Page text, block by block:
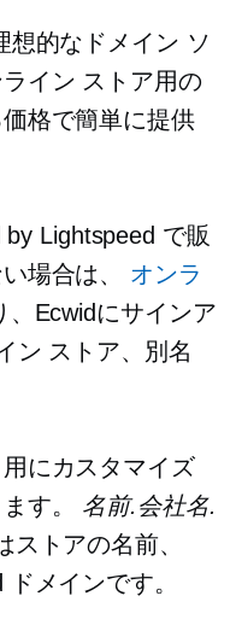
想的なドメイン ソ
イン ストア用の
格で簡単に提供
Lightspeed で販
場合は、 オンラ
、Ecwidにサインア
ン ストア、別名
にカスタマイズ
す。 名前.会社名.
ストアの名前、
メインです。